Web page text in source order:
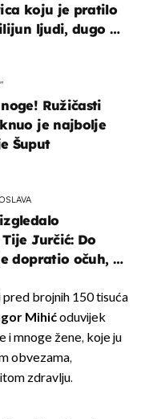
koju je pratilo
ljudi, dugo se
Ružičasti
je najbolje
Šuput
Jurčić: Do
dopratio očuh, a
brojnih 150 tisuća
Mihićoduvijek
i mnoge žene, koje ju
obvezama,
zdravlju.